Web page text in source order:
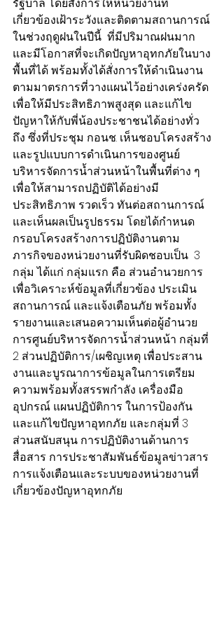
เกี่ยวข้องเฝ้าระวังและติดตามสถานการณ์
ในช่วงฤดูฝนในปีนี้  ที่มีปริมาณฝนมาก
และมีโอกาสที่จะเกิดปัญหาอุทกภัยในบาง
พื้นที่ได้ พร้อมทั้งได้สั่งการให้ดำเนินงาน
ตามมาตรการที่วางแผนไว้อย่างเคร่งครัด
เพื่อให้มีประสิทธิภาพสูงสุด และแก้ไข
ปัญหาให้กับพี่น้องประชาชนได้อย่างทั่ว
ถึง ซึ่งที่ประชุม กอนช. เห็นชอบโครงสร้าง
และรูปแบบการดำเนินการของศูนย์
บริหารจัดการน้ำส่วนหน้าในพื้นที่ต่าง ๆ
เพื่อให้สามารถปฏิบัติได้อย่างมี
ประสิทธิภาพ รวดเร็ว ทันต่อสถานการณ์
และเห็นผลเป็นรูปธรรม โดยได้กำหนด
กรอบโครงสร้างการปฏิบัติงานตาม
ภารกิจของหน่วยงานที่รับผิดชอบเป็น  3
กลุ่ม ได้แก่ กลุ่มแรก คือ ส่วนอำนวยการ
เพื่อวิเคราะห์ข้อมูลที่เกี่ยวข้อง ประเมิน
สถานการณ์ และแจ้งเตือนภัย พร้อมทั้ง
รายงานและเสนอความเห็นต่อผู้อำนวย
การศูนย์บริหารจัดการน้ำส่วนหน้า กลุ่มที่
2 ส่วนปฏิบัติการ/เผชิญเหตุ เพื่อประสาน
งานและบูรณาการข้อมูลในการเตรียม
ความพร้อมทั้งสรรพกำลัง เครื่องมือ
อุปกรณ์ แผนปฏิบัติการ ในการป้องกัน
และแก้ไขปัญหาอุทกภัย และกลุ่มที่ 3
ส่วนสนับสนุน การปฏิบัติงานด้านการ
สื่อสาร การประชาสัมพันธ์ข้อมูลข่าวสาร
การแจ้งเตือนและระบบของหน่วยงานที่
เกี่ยวข้องปัญหาอุทกภัย